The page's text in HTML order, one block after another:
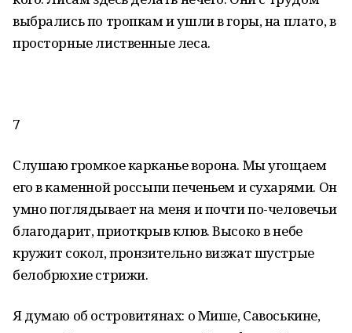
выбрались по тропкам и ушли в горы, на плато, в
просторные лиственные леса.
7
Слушаю громкое карканье ворона. Мы угощаем
его в каменной россыпи печеньем и сухарями. Он
умно поглядывает на меня и почти по-человечьи
благодарит, приоткрыв клюв. Высоко в небе
кружит сокол, пронзительно визжат шустрые
белобрюхие стрижи.
Я думаю об островитянах: о Мише, Савоськине,